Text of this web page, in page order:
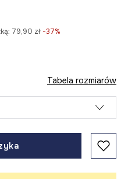
79,90 zł -37%
Tabela rozmiarów